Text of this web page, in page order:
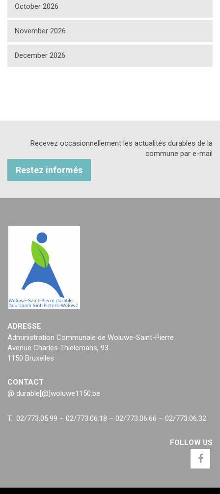
October 2026
November 2026
December 2026
Recevez occasionnellement les actualités durables de la
commune par e-mail
Restez informés
ADRESSE
Administration Communale de Woluwe-Saint-Pierre
Avenue Charles Thielemans, 93
1150 Bruxelles
CONTACT
@ durable[@]woluwe1150.be
T. 02/773.05.99 – 02/773.06.18 – 02/773.06.66 – 02/773.06.32
FOLLOW US